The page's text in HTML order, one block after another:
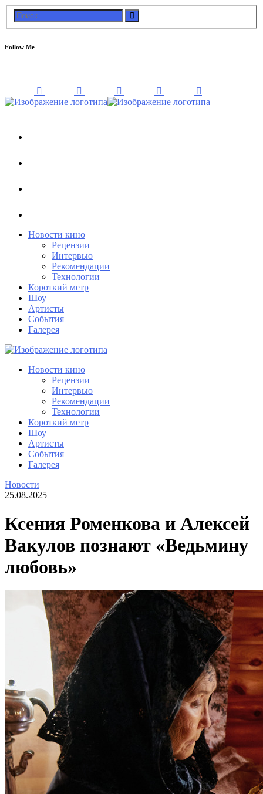
Follow Me
Новости кино
Рецензии
Интервью
Рекомендации
Технологии
Короткий метр
Шоу
Артисты
События
Галерея
Новости кино
Рецензии
Интервью
Рекомендации
Технологии
Короткий метр
Шоу
Артисты
События
Галерея
Новости
25.08.2025
Ксения Роменкова и Алексей
Вакулов познают «Ведьмину
любовь»